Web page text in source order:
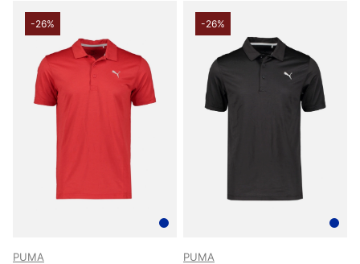
-26%
PUMA
-26%
PUMA